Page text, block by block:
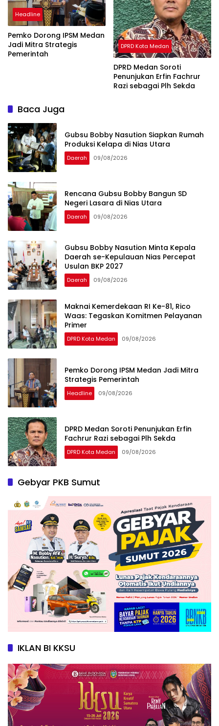
Headline
Pemko Dorong IPSM Medan
Jadi Mitra Strategis
Pemerintah
DPRD Kota Medan
DPRD Medan Soroti
Penunjukan Erfin Fachrur
Razi sebagai Plh Sekda
Baca Juga
Gubsu Bobby Nasution Siapkan Rumah
Produksi Kelapa di Nias Utara
Daerah 09/08/2026
Rencana Gubsu Bobby Bangun SD
Negeri Lasara di Nias Utara
Daerah 09/08/2026
Gubsu Bobby Nasution Minta Kepala
Daerah se-Kepulauan Nias Percepat
Usulan BKP 2027
Daerah 09/08/2026
Maknai Kemerdekaan RI Ke-81, Rico
Waas: Tegaskan Komitmen Pelayanan
Primer
DPRD Kota Medan 09/08/2026
Pemko Dorong IPSM Medan Jadi Mitra
Strategis Pemerintah
Headline 09/08/2026
DPRD Medan Soroti Penunjukan Erfin
Fachrur Razi sebagai Plh Sekda
DPRD Kota Medan 09/08/2026
Gebyar PKB Sumut
IKLAN BI KKSU